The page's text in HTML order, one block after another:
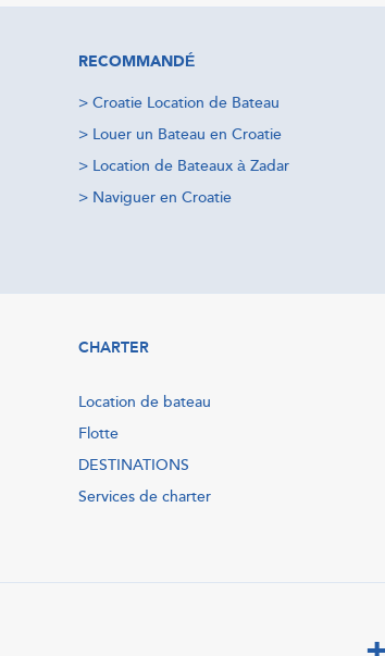
RECOMMANDÉ
> Croatie Location de Bateau
> Louer un Bateau en Croatie
> Location de Bateaux à Zadar
> Naviguer en Croatie
CHARTER
Location de bateau
Flotte
DESTINATIONS
Services de charter